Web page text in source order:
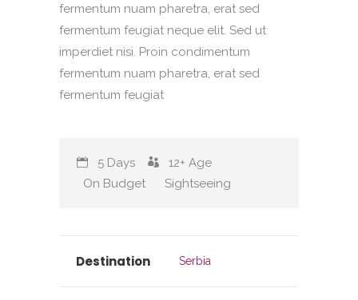
fermentum nuam pharetra, erat sed
fermentum feugiat neque elit. Sed ut
imperdiet nisi. Proin condimentum
fermentum nuam pharetra, erat sed
fermentum feugiat
5 Days 12+ Age
On Budget
Sightseeing
Destination Serbia